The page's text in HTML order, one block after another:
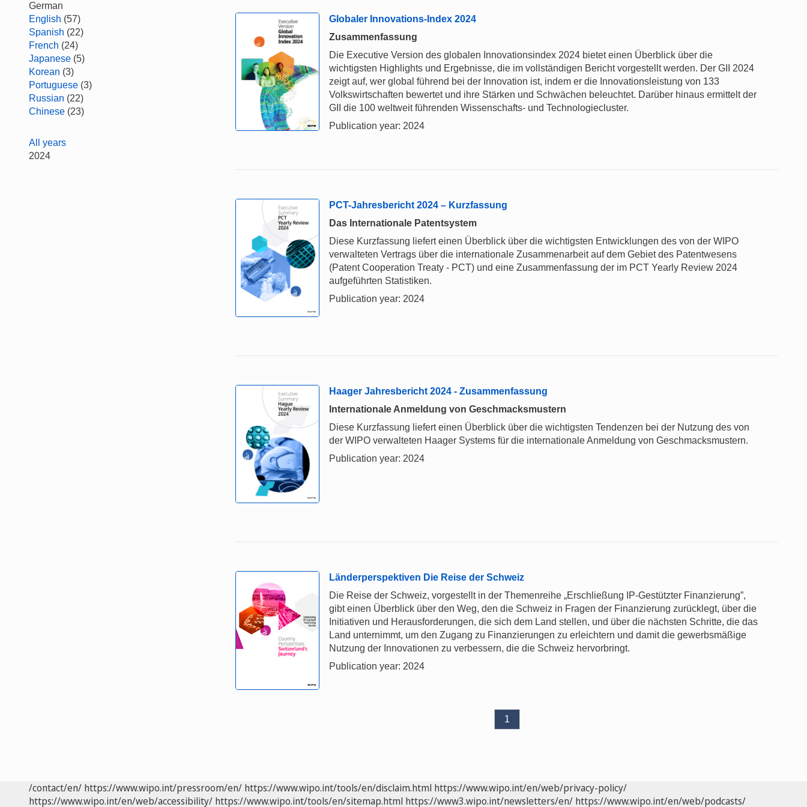
German
English (57)
Spanish (22)
French (24)
Japanese (5)
Korean (3)
Portuguese (3)
Russian (22)
Chinese (23)
All years
2024
Globaler Innovations-Index 2024
Zusammenfassung
Die Executive Version des globalen Innovationsindex 2024 bietet einen Überblick über die
wichtigsten Highlights und Ergebnisse, die im vollständigen Bericht vorgestellt werden. Der GII 2024
zeigt auf, wer global führend bei der Innovation ist, indem er die Innovationsleistung von 133
Volkswirtschaften bewertet und ihre Stärken und Schwächen beleuchtet. Darüber hinaus ermittelt der
GII die 100 weltweit führenden Wissenschafts- und Technologiecluster.
Publication year: 2024
PCT-Jahresbericht 2024 – Kurzfassung
Das Internationale Patentsystem
Diese Kurzfassung liefert einen Überblick über die wichtigsten Entwicklungen des von der WIPO
verwalteten Vertrags über die internationale Zusammenarbeit auf dem Gebiet des Patentwesens
(Patent Cooperation Treaty - PCT) und eine Zusammenfassung der im PCT Yearly Review 2024
aufgeführten Statistiken.
Publication year: 2024
Haager Jahresbericht 2024 - Zusammenfassung
Internationale Anmeldung von Geschmacksmustern
Diese Kurzfassung liefert einen Überblick über die wichtigsten Tendenzen bei der Nutzung des von
der WIPO verwalteten Haager Systems für die internationale Anmeldung von Geschmacksmustern.
Publication year: 2024
Länderperspektiven Die Reise der Schweiz
Die Reise der Schweiz, vorgestellt in der Themenreihe „Erschließung IP-Gestützter Finanzierung”,
gibt einen Überblick über den Weg, den die Schweiz in Fragen der Finanzierung zurücklegt, über die
Initiativen und Herausforderungen, die sich dem Land stellen, und über die nächsten Schritte, die das
Land unternimmt, um den Zugang zu Finanzierungen zu erleichtern und damit die gewerbsmäßige
Nutzung der Innovationen zu verbessern, die die Schweiz hervorbringt.
Publication year: 2024
1
/contact/en/ https://www.wipo.int/pressroom/en/ https://www.wipo.int/tools/en/disclaim.html https://www.wipo.int/en/web/privacy-policy/
https://www.wipo.int/en/web/accessibility/ https://www.wipo.int/tools/en/sitemap.html https://www3.wipo.int/newsletters/en/ https://www.wipo.int/en/web/podcasts/